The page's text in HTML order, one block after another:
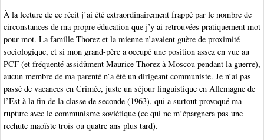
À la lecture de ce récit j’ai été extraordinairement frappé par le nombre de
circonstances de ma propre éducation que j’y ai retrouvées pratiquement mot
pour mot. La famille Thorez et la mienne n’avaient guère de proximité
sociologique, et si mon grand-père a occupé une position assez en vue au
PCF (et fréquenté assidûment Maurice Thorez à Moscou pendant la guerre),
aucun membre de ma parenté n’a été un dirigeant communiste. Je n’ai pas
passé de vacances en Crimée, juste un séjour linguistique en Allemagne de
l’Est à la fin de la classe de seconde (1963), qui a surtout provoqué ma
rupture avec le communisme soviétique (ce qui ne m’épargnera pas une
rechute maoïste trois ou quatre ans plus tard).